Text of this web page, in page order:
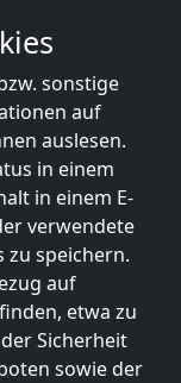
sonstige
auf
auslesen.
in einem
in einem E-
verwendete
zu speichern.
auf
etwa zu
Sicherheit
sowie der